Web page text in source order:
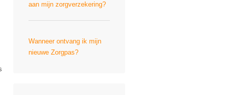
aan mijn zorgverzekering?
Wanneer ontvang ik mijn
nieuwe Zorgpas?